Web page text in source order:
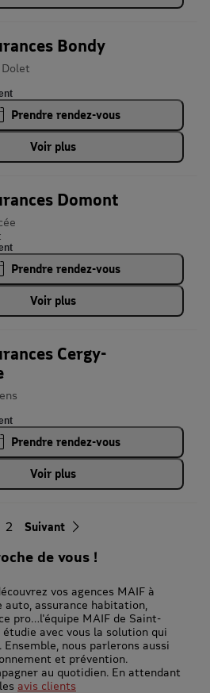
Bondy
Prendre rendez-vous
Voir plus
Domont
Prendre rendez-vous
Voir plus
Cergy-
Prendre rendez-vous
Voir plus
2 Suivant
de vous !
vos agences MAIF à
auto, assurance habitation,
pro…l'équipe MAIF de Saint-
avec vous la solution qui
nous parlerons aussi
et prévention.
au quotidien. En attendant
avis clients